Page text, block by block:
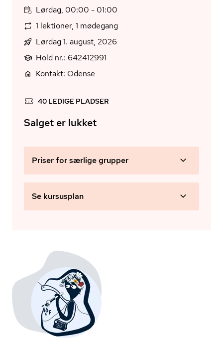
Lørdag, 00:00 - 01:00
1 lektioner, 1 mødegang
Lørdag 1. august, 2026
Hold nr.: 642412991
Kontakt: Odense
40 LEDIGE PLADSER
Salget er lukket
Priser for særlige grupper
Se kursusplan